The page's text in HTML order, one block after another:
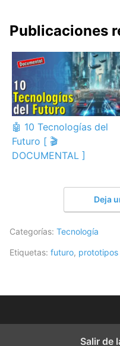
Publicaciones
🤖 10 Tecnologías del
Futuro [ 🎬
DOCUMENTAL ]
Deja
Categorías: Tecnología
Etiquetas: futuro, prototipos
Salir de